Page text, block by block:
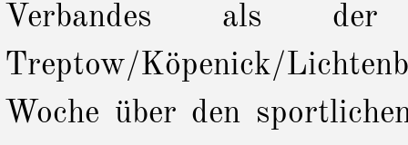
Verbandes als
Treptow/Köpenick/
Woche über den